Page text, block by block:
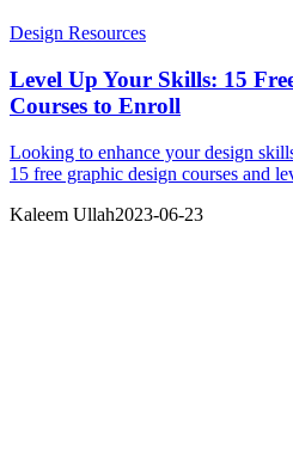
Design Resources
Level Up Your Skills: 15
Courses to Enroll
Looking to enhance your design
15 free graphic design courses and
Kaleem Ullah2023-06-23